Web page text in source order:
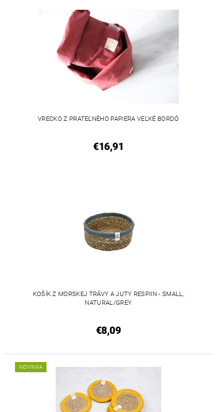
VRECKO Z PRATEĽNÉHO PAPIERA VEĽKÉ BORDÓ
€16,91
KOŠÍK Z MORSKEJ TRÁVY A JUTY RESPIIN - SMALL,
NATURAL/GREY
€8,09
NOVINKA